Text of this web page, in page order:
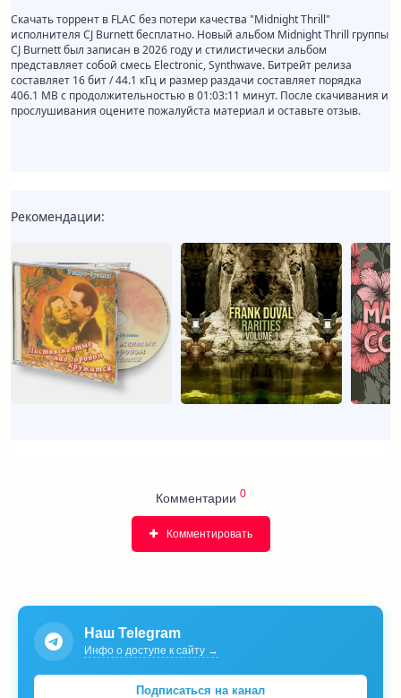
Скачать торрент в FLAC без потери качества "Midnight Thrill"
исполнителя CJ Burnett бесплатно. Новый альбом Midnight Thrill группы
CJ Burnett был записан в 2026 году и стилистически альбом
представляет собой смесь Electronic, Synthwave. Битрейт релиза
составляет 16 бит / 44.1 кГц и размер раздачи составляет порядка
406.1 MB с продолжительностью в 01:03:11 минут. После скачивания и
прослушивания оцените пожалуйста материал и оставьте отзыв.
Рекомендации:
Комментарии 0
Комментировать
Наш Telegram
Инфо о доступе к сайту →
Подписаться на канал